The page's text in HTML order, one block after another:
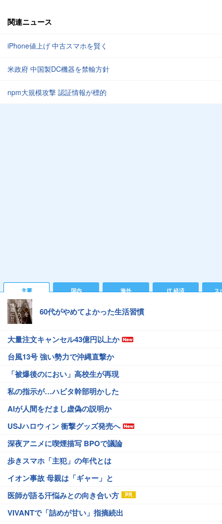
関連ニュース
iPhone値上げ 中古スマホを賢く
米政府 中国製DC機器を禁輸方針
npm大規模攻撃 認証情報が標的
主要 国内 海外 IT 経済 ス
60代がやめてよかった生活習慣
大量注文キャンセル43億円以上か
台風13号 強い勢力で沖縄直撃か
「被爆後のにおい」高校生が再現
私の指示が…ハビタ幹部明かした
AIが人間をだまし虚偽の説明か
USJハロウィン 衝撃グッズ発売へ
深夜アニメに喫煙描写 BPOで議論
歩きスマホ「主犯」の年代とは
イオン事故 母親は「ギャー」と
医師が語る汗悩みとの向き合い方
VIVANTで「詰めが甘い」指摘続出